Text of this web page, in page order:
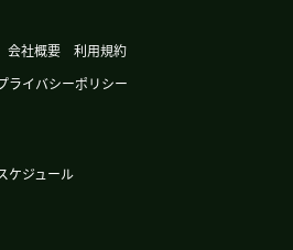
然的美丽。
国,存在医学世袭的传统（如
淌着源远流长的中医传统血
起来真像个仙人呢,哈哈哈。
次见～
会社概要
利用規約
ライバシーポリシー
ケジュール